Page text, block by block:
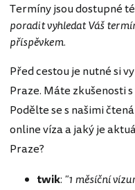
Termíny jsou dostupné
poradit vyhledat Váš
příspěvkem.
Před cestou je nutné si
Praze. Máte zkušenosti
Podělte se s našimi
online víza a jaký je
Praze?
twik: "1 měsíční